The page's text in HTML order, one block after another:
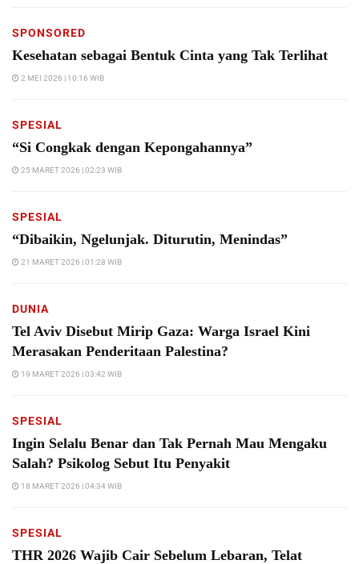
SPONSORED
Kesehatan sebagai Bentuk Cinta yang Tak Terlihat
2 MEI 2026 | 10:16 WIB
SPESIAL
“Si Congkak dengan Kepongahannya”
25 MARET 2026 | 02:23 WIB
SPESIAL
“Dibaikin, Ngelunjak. Diturutin, Menindas”
21 MARET 2026 | 01:28 WIB
DUNIA
Tel Aviv Disebut Mirip Gaza: Warga Israel Kini
Merasakan Penderitaan Palestina?
19 MARET 2026 | 03:42 WIB
SPESIAL
Ingin Selalu Benar dan Tak Pernah Mau Mengaku
Salah? Psikolog Sebut Itu Penyakit
18 MARET 2026 | 04:34 WIB
SPESIAL
THR 2026 Wajib Cair Sebelum Lebaran, Telat